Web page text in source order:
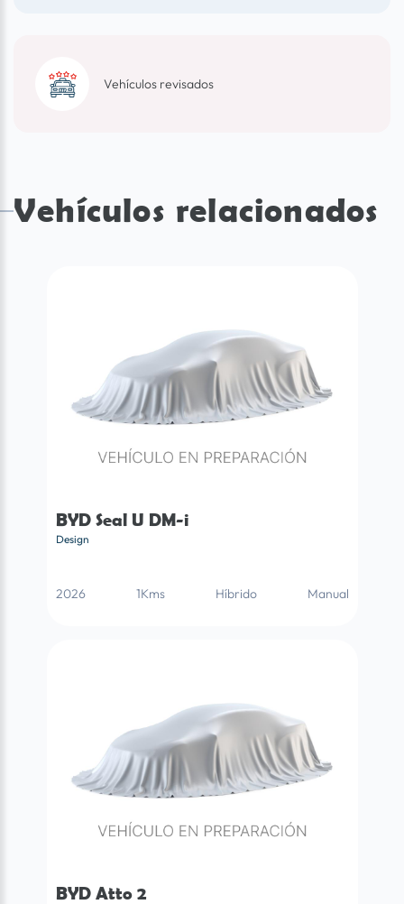
Vehículos revisados
Vehículos relacionados
BYD Seal U DM-i
Design
2026 1Kms Híbrido Manual
BYD Atto 2